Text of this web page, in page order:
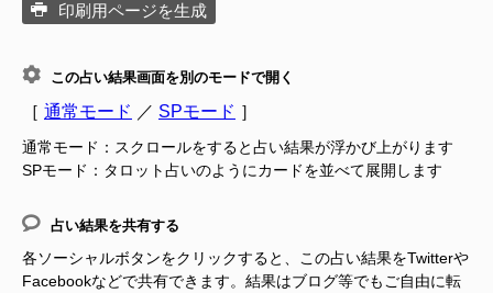
印刷用ページを生成
この占い結果画面を別のモードで開く
［ 通常モード ／ SPモード ］
通常モード：スクロールをすると占い結果が浮かび上がります
SPモード：タロット占いのようにカードを並べて展開します
占い結果を共有する
各ソーシャルボタンをクリックすると、この占い結果をTwitterや
Facebookなどで共有できます。結果はブログ等でもご自由に転